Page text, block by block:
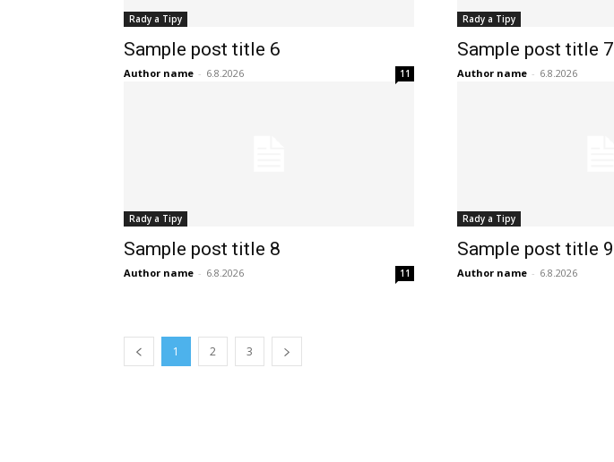
Rady a Tipy
Sample post title 6
Author name - 6.8.2026 11
Rady a Tipy
Sample post title 7
Author name - 6.8.2026
Rady a Tipy
Sample post title 8
Author name - 6.8.2026 11
Rady a Tipy
Sample post title 9
Author name - 6.8.2026
1 2 3